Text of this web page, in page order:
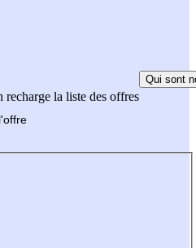
recharge la liste des offres
Qui sont